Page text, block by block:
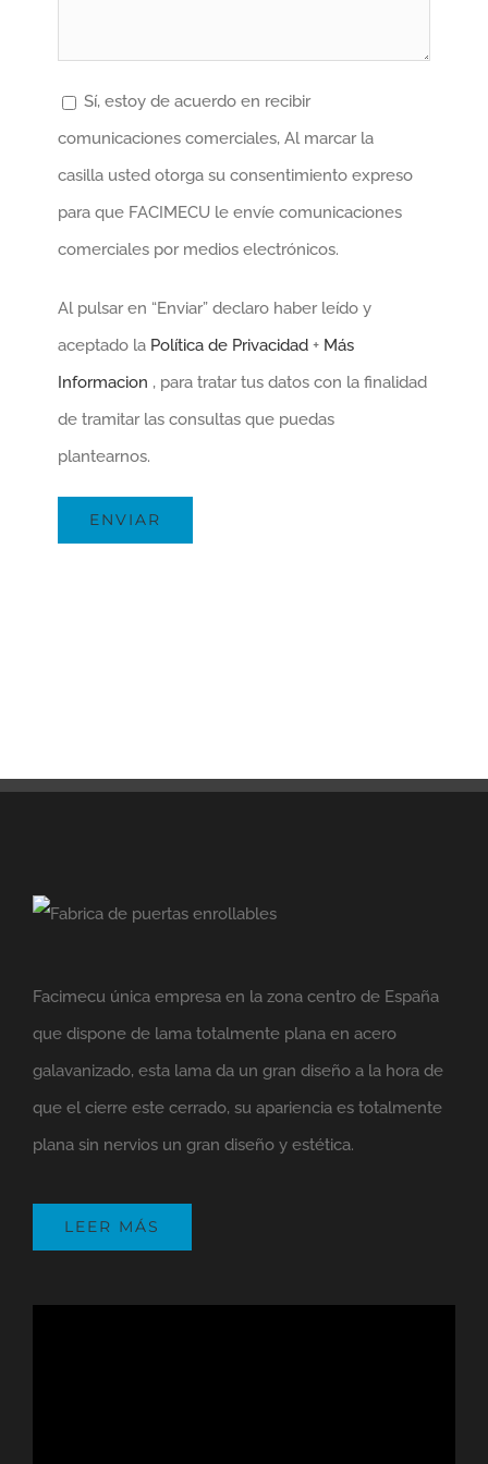
Sí, estoy de acuerdo en recibir
comunicaciones comerciales, Al marcar la
casilla usted otorga su consentimiento expreso
para que FACIMECU le envíe comunicaciones
comerciales por medios electrónicos.
Al pulsar en “Enviar” declaro haber leído y
aceptado la Política de Privacidad + Más
Informacion , para tratar tus datos con la finalidad
de tramitar las consultas que puedas
plantearnos.
Facimecu única empresa en la zona centro de España
que dispone de lama totalmente plana en acero
galavanizado, esta lama da un gran diseño a la hora de
que el cierre este cerrado, su apariencia es totalmente
plana sin nervios un gran diseño y estética.
LEER MÁS